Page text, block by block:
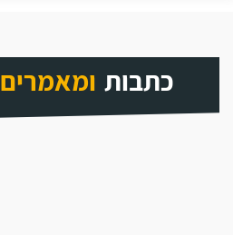
כתבות ומאמרים